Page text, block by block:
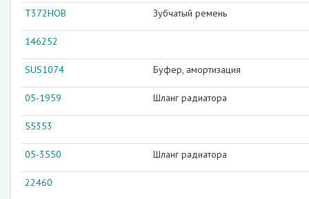
T372HOB Зубчатый ремень
146252
SUS1074 Буфер, амортизация
05-1959 Шланг радиатора
55353
05-3550 Шланг радиатора
22460